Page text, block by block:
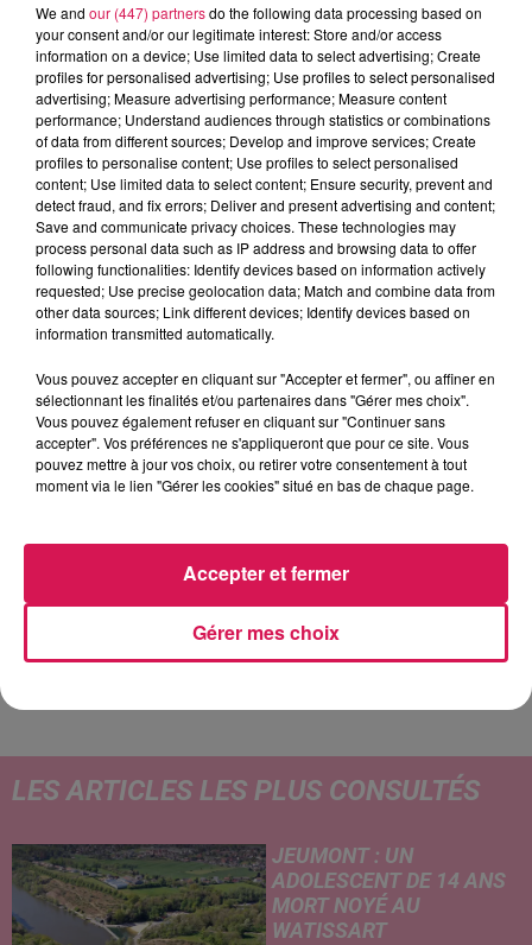
0h00 - 6h00
LINKIN PARK BENSON BOONE JÉRÉMY FREROT
LES ARTICLES LES PLUS CONSULTÉS
JEUMONT : UN
ADOLESCENT DE 14 ANS
MORT NOYÉ AU
WATISSART
We and our (447) partnersdo the following data processing based on
your consent and/or our legitimate interest: Store and/or access
information on a device; Use limited data to select advertising; Create
profiles for personalised advertising; Use profiles to select personalised
advertising; Measure advertising performance; Measure content
performance; Understand audiences through statistics or combinations
of data from different sources; Develop and improve services; Create
profiles to personalise content; Use profiles to select personalised
content; Use limited data to select content; Ensure security, prevent and
detect fraud, and fix errors; Deliver and present advertising and content;
Save and communicate privacy choices. These technologies may
process personal data such as IP address and browsing data to offer
following functionalities: Identify devices based on information actively
requested; Use precise geolocation data; Match and combine data from
other data sources; Link different devices; Identify devices based on
information transmitted automatically.
Vous pouvez accepter en cliquant sur "Accepter et fermer", ou affiner en
sélectionnant les finalités et/ou partenaires dans "Gérer mes choix".
Vous pouvez également refuser en cliquant sur "Continuer sans
accepter". Vos préférences ne s'appliqueront que pour ce site. Vous
pouvez mettre à jour vos choix, ou retirer votre consentement à tout
moment via le lien "Gérer les cookies" situé en bas de chaque page.
Gérer mes choix
Accepter et fermer